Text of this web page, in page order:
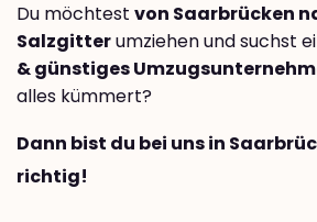
Du möchtest von Saarbrücken
Salzgitterumziehen und suchst
& günstiges
alles kümmert?
Dann bist du bei uns in
richtig!